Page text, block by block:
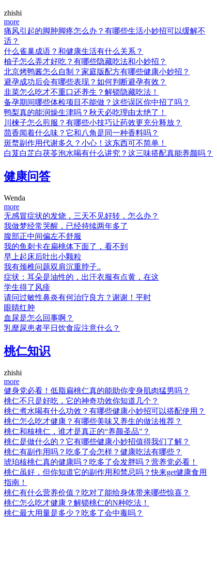
zhishi
more
痛风引起的脚肿脚疼怎么办？有哪些生活小妙招可以缓解不
适？
什么雀巢成语？和健康生活有什么关系？
柚子怎么弄才好吃？有哪些隐藏吃法和小妙招？
北京烤鸭酱怎么自制？家庭版配方有哪些健康小妙招？
避孕成功后会有哪些表现？如何判断避孕有效？
韭菜怎么吃才不重口还养生？解锁隐藏吃法！
备孕期间哪些体检项目不能做？这些误区你中招了吗？
鸭梨真的能润燥生津吗？秋天必吃理由太绝了！
川楝子怎么煎服？有哪些小技巧让药效更充分释放？
茴香闻着什么味？它和八角是同一种香料吗？
斑蝥副作用代谢多久？小心！这东西可不简单！
白芨白芷白茯苓泡水喝有什么讲究？这三味搭配真能养颜吗？
健康问答
Wenda
more
无感冒症状的发烧，三天不见好转，怎么办？
我做梦经常哭醒，已经持续两年多了
腹部正中间偏左不舒服
我的鱼刺卡在扁桃体下面了，看不到
早上起床后吐出小颗粒
我有颈椎问题双肩沉重脖子..
症状：耳朵是油性的，出汗衣服有点黄，在这
学生得了风疹
请问过敏性鼻炎有何治疗良方？谢谢！平时
眼睛红肿
血尿是怎么回事啊？
乳靡尿患者平日饮食应注意什么？
桃仁知识
zhishi
more
健身党必看！低脂扁桃仁真的能助你变身肌肉猛男吗？
桃仁不只是好吃，它的神奇功效你知道几个？
桃仁煮水喝有什么功效？有哪些健康小妙招可以搭配使用？
桃仁怎么吃才健康？有哪些美味又养生的做法推荐？
桃仁和核桃仁，谁才是真正的“养颜圣品”？
桃仁是做什么的？它有哪些健康小妙招值得我们了解？
桃仁有副作用吗？吃多了会怎样？健康吃法有哪些？
琥珀核桃仁真的健康吗？吃多了会发胖吗？营养党必看！
桃仁虽好，但你知道它的副作用和禁忌吗？快来get健康食用
指南！
桃仁有什么营养价值？吃对了能给身体带来哪些惊喜？
桃仁怎么吃才健康？解锁桃仁的N种吃法！
桃仁最大用量是多少？吃多了会中毒吗？